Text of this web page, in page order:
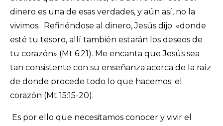
dinero es una de esas verdades, y aún así, no la
vivimos. Refiriéndose al dinero, Jesús dijo: «donde
esté tu tesoro, allí también estarán los deseos de
tu corazón» (Mt 6:21). Me encanta que Jesús sea
tan consistente con su enseñanza acerca de la raíz
de donde procede todo lo que hacemos: el
corazón (Mt 15:15-20).
Es por ello que necesitamos conocer y vivir el